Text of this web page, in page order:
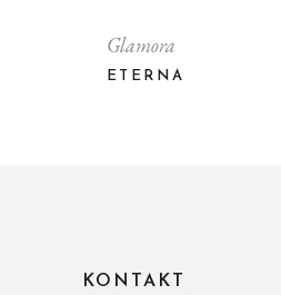
Glamora
ETERNA
KONTAKT